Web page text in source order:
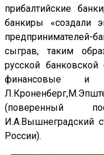
прибалтийские
банкиры «создали
предпринимателей-
сыграв, таким
русской
финансовые и
(поверенный
И.А.Вышнеградский
России).